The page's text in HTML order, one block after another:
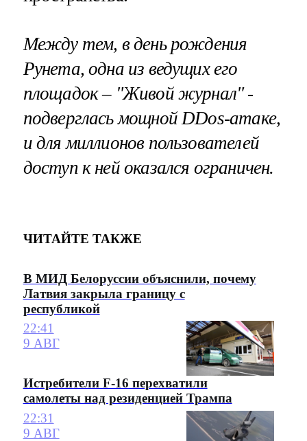
Между тем, в день рождения
Рунета, одна из ведущих его
площадок – "Живой журнал" -
подверглась мощной DDos-атаке,
и для миллионов пользователей
доступ к ней оказался ограничен.
ЧИТАЙТЕ ТАКЖЕ
В МИД Белоруссии объяснили, почему
Латвия закрыла границу с
республикой
22:41
9 АВГ
Истребители F-16 перехватили
самолеты над резиденцией Трампа
22:31
9 АВГ